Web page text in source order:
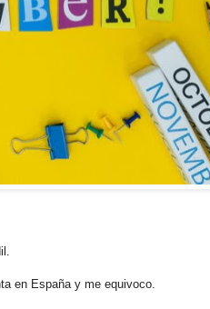
en España y me equivoco.